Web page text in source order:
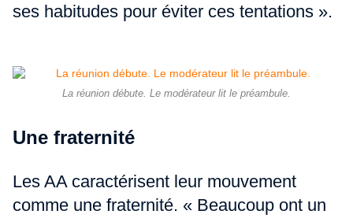
ses habitudes pour éviter ces tentations ».
La réunion débute. Le modérateur lit le préambule.
Une fraternité
Les AA caractérisent leur mouvement
comme une fraternité. « Beaucoup ont un